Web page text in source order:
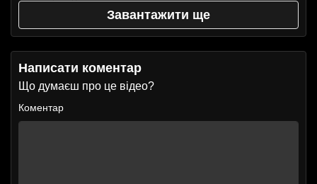
Завантажити ще
Написати коментар
Що думаєш про це відео?
Коментар